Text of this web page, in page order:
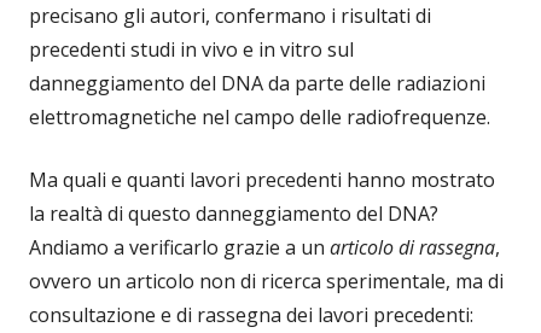
precisano gli autori, confermano i risultati di
precedenti studi in vivo e in vitro sul
danneggiamento del DNA da parte delle radiazioni
elettromagnetiche nel campo delle radiofrequenze.
Ma quali e quanti lavori precedenti hanno mostrato
la realtà di questo danneggiamento del DNA?
Andiamo a verificarlo grazie a un articolo di rassegna,
ovvero un articolo non di ricerca sperimentale, ma di
consultazione e di rassegna dei lavori precedenti: